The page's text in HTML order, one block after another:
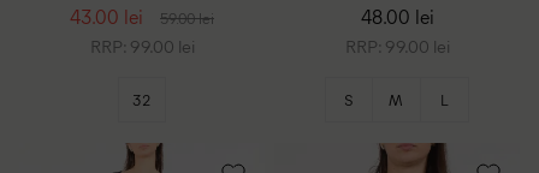
43.00 lei 59.00 lei
RRP: 99.00 lei
32
48.00 lei
RRP: 99.00 lei
S M L